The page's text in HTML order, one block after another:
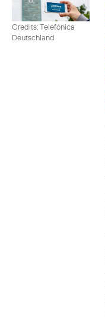
Credits: Telefónica
Deutschland